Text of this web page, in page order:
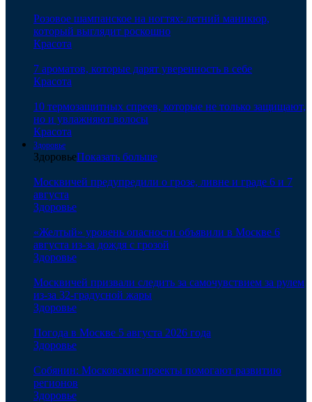
Розовое шампанское на ногтях: летний маникюр,
который выглядит роскошно
Красота
7 ароматов, которые дарят уверенность в себе
Красота
10 термозащитных спреев, которые не только защищают,
но и увлажняют волосы
Красота
Здоровье
ЗдоровьеПоказать больше
Москвичей предупредили о грозе, ливне и граде 6 и 7
августа
Здоровье
«Желтый» уровень опасности объявили в Москве 6
августа из-за дождя с грозой
Здоровье
Москвичей призвали следить за самочувствием за рулем
из-за 32-градусной жары
Здоровье
Погода в Москве 5 августа 2026 года
Здоровье
Собянин: Московские проекты помогают развитию
регионов
Здоровье